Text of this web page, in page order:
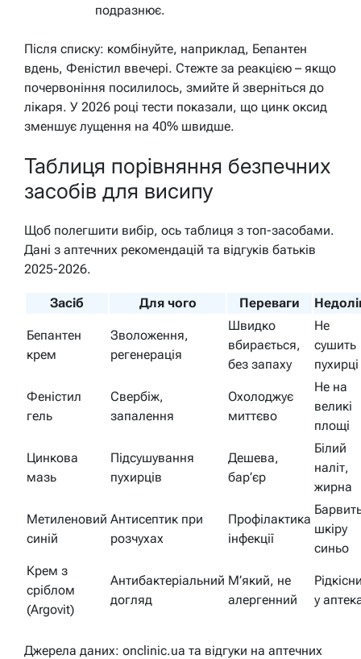
подразнює.
Після списку: комбінуйте, наприклад, Бепантен
вдень, Феністил ввечері. Стежте за реакцією – якщо
почервоніння посилилось, змийте й зверніться до
лікаря. У 2026 році тести показали, що цинк оксид
зменшує лущення на 40% швидше.
Таблиця порівняння безпечних
засобів для висипу
Щоб полегшити вибір, ось таблиця з топ-засобами.
Дані з аптечних рекомендацій та відгуків батьків
2025-2026.
Засіб Для чого Переваги
Бепантен
крем
Зволоження,
регенерація
Швидко
вбирається,
без запаху
Не
сушить
пухирці
Феністил
гель
Свербіж,
запалення
Охолоджує
миттєво
Не на
великі
площі
Цинкова
мазь
Підсушування
пухирців
Дешева,
бар’єр
Білий
наліт,
жирна
Метиленовий
синій
Антисептик при
розчухах
Профілактика
інфекції
шкіру
синьо
Крем з
сріблом
(Argovit)
Антибактеріальний
догляд
М’який, не
алергенний
у
Джерела даних: onclinic.ua та відгуки на аптечних